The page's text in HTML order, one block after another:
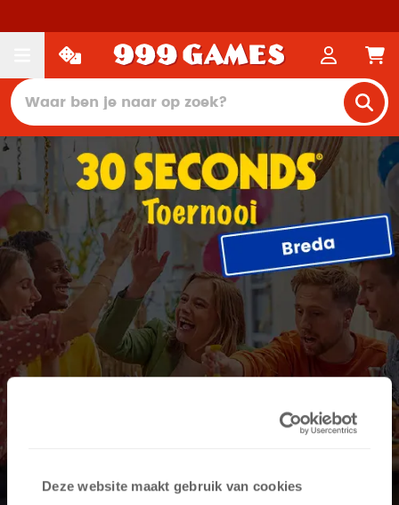
Deze website maakt gebruik van cookies